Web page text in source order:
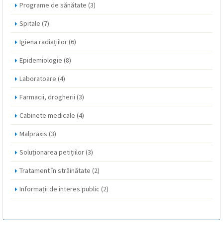
Programe de sănătate (3)
Spitale (7)
Igiena radiațiilor(6)
Epidemiologie (8)
Laboratoare (4)
Farmacii, drogherii (3)
Cabinete medicale (4)
Malpraxis (3)
Soluționarea petițiilor(3)
Tratament în străinătate (2)
Informații de interes public (2)